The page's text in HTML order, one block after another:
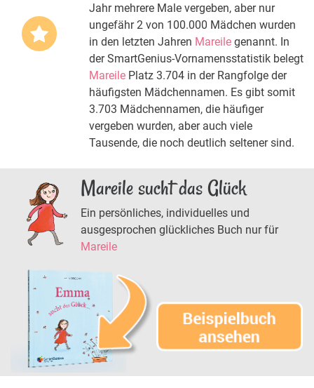
Jahr mehrere Male vergeben, aber nur
ungefähr 2 von 100.000 Mädchen wurden
in den letzten Jahren Mareile genannt. In
der SmartGenius-Vornamensstatistik belegt
Mareile Platz 3.704 in der Rangfolge der
häufigsten Mädchennamen. Es gibt somit
3.703 Mädchennamen, die häufiger
vergeben wurden, aber auch viele
Tausende, die noch deutlich seltener sind.
Mareile sucht das Glück
Ein persönliches, individuelles und
ausgesprochen glückliches Buch nur für
Mareile